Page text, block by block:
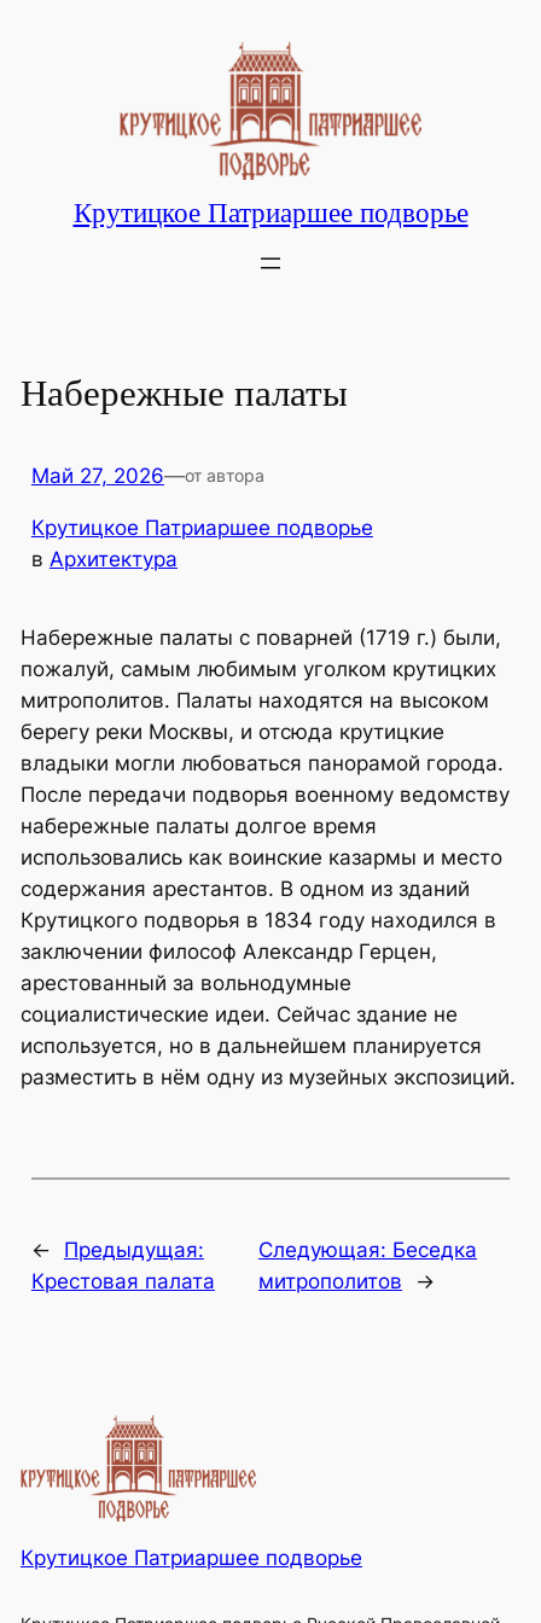
Крутицкое Патриаршее подворье
Набережные палаты
Май 27, 2026—от автора
Крутицкое Патриаршее подворье
в Архитектура
Набережные палаты с поварней (1719 г.) были,
пожалуй, самым любимым уголком крутицких
митрополитов. Палаты находятся на высоком
берегу реки Москвы, и отсюда крутицкие
владыки могли любоваться панорамой города.
После передачи подворья военному ведомству
набережные палаты долгое время
использовались как воинские казармы и место
содержания арестантов. В одном из зданий
Крутицкого подворья в 1834 году находился в
заключении философ Александр Герцен,
арестованный за вольнодумные
социалистические идеи. Сейчас здание не
используется, но в дальнейшем планируется
разместить в нём одну из музейных экспозиций.
←
Предыдущая:
Крестовая палата
Следующая: Беседка
митрополитов
→
Крутицкое Патриаршее подворье